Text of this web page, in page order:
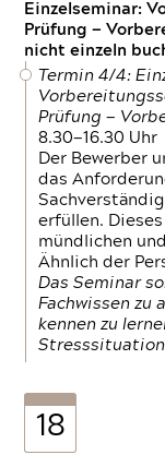
Einzelseminar:
Prüfung —
nicht einzeln
Termin 4/4:
Prüfung —
8.30—16.30 Uhr
Der Bewerber
das
erfüllen.
mündlichen
Ähnlich der
Das Seminar
Fachwissen zu
kennen zu
18